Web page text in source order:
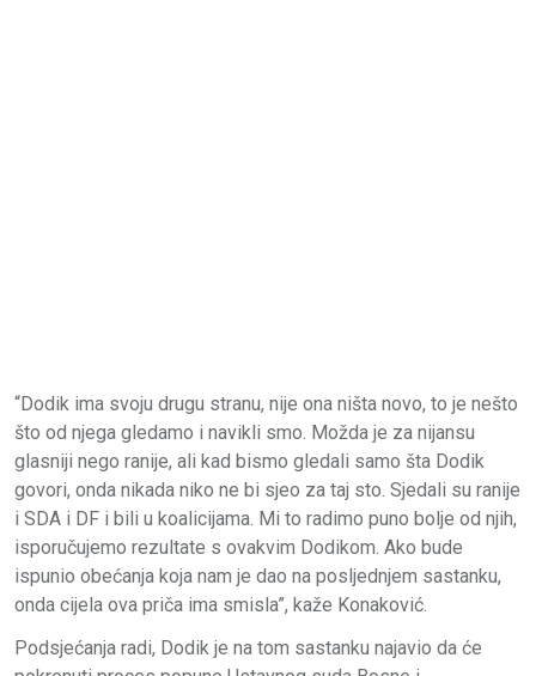
“Dodik ima svoju drugu stranu, nije ona ništa novo, to je nešto
što od njega gledamo i navikli smo. Možda je za nijansu
glasniji nego ranije, ali kad bismo gledali samo šta Dodik
govori, onda nikada niko ne bi sjeo za taj sto. Sjedali su ranije
i SDA i DF i bili u koalicijama. Mi to radimo puno bolje od njih,
isporučujemo rezultate s ovakvim Dodikom. Ako bude
ispunio obećanja koja nam je dao na posljednjem sastanku,
onda cijela ova priča ima smisla”, kaže Konaković.
Podsjećanja radi, Dodik je na tom sastanku najavio da će